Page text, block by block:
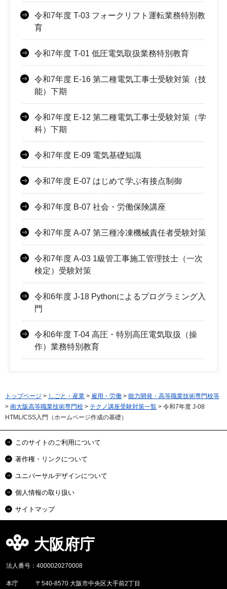
令和7年度 T-03 フォークリフト運転業務特別教
育
令和7年度 T-01 低圧電気取扱業務特別教育
令和7年度 E-16 第二種電気工事士受験対策（技
能）下期
令和7年度 E-12 第二種電気工事士受験対策（学
科）下期
令和7年度 E-09 電気基礎知識
令和7年度 E-07 はじめて学ぶ有接点制御
令和7年度 B-07 社会・労働保険講座
令和7年度 A-07 第三種冷凍機械責任者受験対策
令和7年度 A-03 1級管工事施工管理技士（一次
検定）受験対策
令和6年度 J-18 Pythonによるプログラミング入
門
令和6年度 T-04 高圧・特別高圧電気取扱（操
作）業務特別教育
トップページ > しごと・産業 > 雇用・労働 > 能力開発・高等職業技術専門校等
> 南大阪高等職業技術専門校 > テクノ講座受験対策一覧 > 令和7年度 J-08
HTML/CSS入門（ホームページ作成の基礎）
このサイトのご利用について
著作権・リンクについて
ユニバーサルデザインについて
個人情報の取り扱い
サイトマップ
大阪府庁
法人番号：4000020270008
本庁 〒540-8570 大阪市中央区大手前2丁目